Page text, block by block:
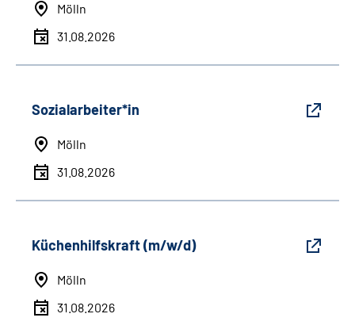
Mölln
31.08.2026
Sozialarbeiter*in
Mölln
31.08.2026
Küchenhilfskraft (m/w/d)
Mölln
31.08.2026